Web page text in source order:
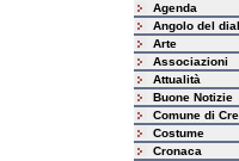
Agenda
Angolo del
Arte
Associazioni
Attualità
Buone Notizie
Comune di
Costume
Cronaca